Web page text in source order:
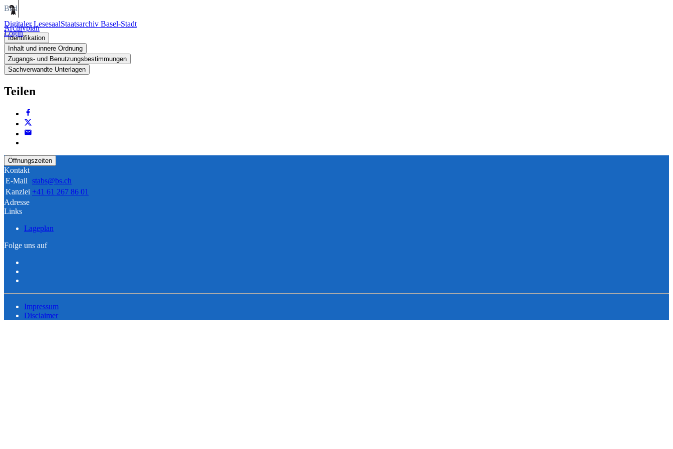
Digitaler LesesaalStaatsarchiv Basel-Stadt
Login
Bild
Archivplan
Identifikation
Inhalt und innere Ordnung
Zugangs- und Benutzungsbestimmungen
Sachverwandte Unterlagen
Teilen
Öffnungszeiten
Kontakt
E-Mail stabs@bs.ch
Kanzlei +41 61 267 86 01
Adresse
Links
Lageplan
Folge uns auf
Impressum
Disclaimer